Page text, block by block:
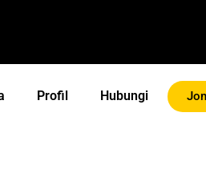
Profil Hubungi